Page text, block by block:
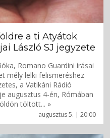
augusztus 5. | 20:00
a ti Atyátok
László SJ jegyzete
Romano Guardini írásai
mély lelki felismeréshez
a Vatikáni Rádió
augusztus 4-én, Rómában
töltött... »